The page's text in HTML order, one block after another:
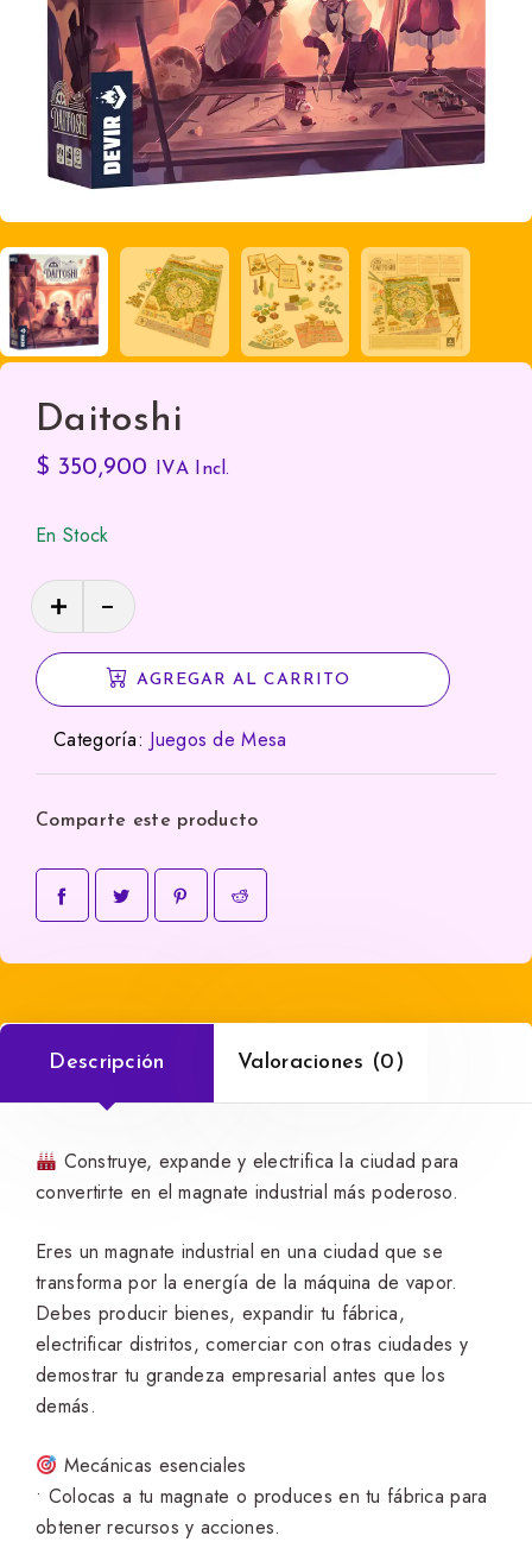
Daitoshi
$ 350,900 IVA Incl.
En Stock
AGREGAR AL CARRITO
Categoría: Juegos de Mesa
Comparte este producto
Descripción Valoraciones (0)
Construye, expande y electrifica la ciudad para
convertirte en el magnate industrial más poderoso.
Eres un magnate industrial en una ciudad que se
transforma por la energía de la máquina de vapor.
Debes producir bienes, expandir tu fábrica,
electrificar distritos, comerciar con otras ciudades y
demostrar tu grandeza empresarial antes que los
demás.
Mecánicas esenciales
• Colocas a tu magnate o produces en tu fábrica para
obtener recursos y acciones.